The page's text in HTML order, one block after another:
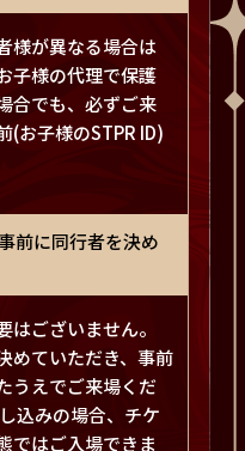
様が異なる場合は
子様の代理で保護
合でも、必ずご来
(お子様のSTPR ID)
前に同行者を決め
ございません。
めていただき、事前
うえでご来場くだ
込みの場合、チケ
ではご入場できま